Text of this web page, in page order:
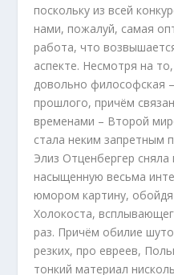
поскольку из всей
нами, пожалуй, самая
работа, что
аспекте. Несмотря на
довольно философская
прошлого, причём
временами – Второй
стала неким запретным
Элиз Отценбергер
насыщенную весьма
юмором картину,
Холокоста,
раз. Причём обилие
резких, про евреев,
тонкий материал